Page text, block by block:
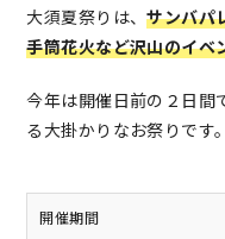
大須夏祭りは、サンバパ
手筒花火など沢山のイベ
今年は開催日前の２日
る大掛かりなお祭りです。
開催期間